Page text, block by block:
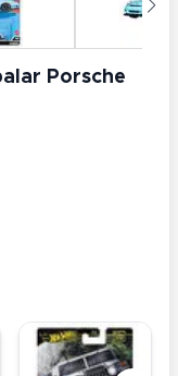
Porsche